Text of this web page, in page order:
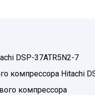
DSP-37ATR5N2-7
компрессора Hitachi
компрессора